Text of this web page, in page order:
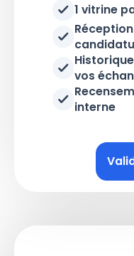
1 vitrine
vos
interne